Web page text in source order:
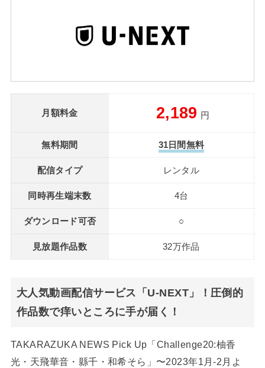
月額料金 2,189 円
無料期間 31日間無料
配信タイプ レンタル
同時再生端末数 4台
ダウンロード可否 ○
見放題作品数 32万作品
大人気動画配信サービス「U-NEXT」！圧倒的
作品数で痒いところに手が届く！
TAKARAZUKA NEWS Pick Up「Challenge20:柚香
光・天飛華音・縣千・和希そら」〜2023年1月-2月よ